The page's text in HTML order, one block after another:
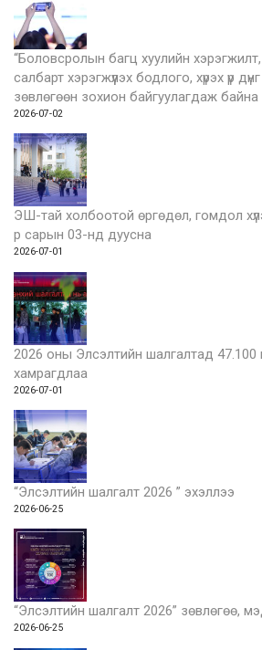
“Боловсролын багц хуулийн
салбарт хэрэгжүүлэх бодлого, хүрэх үр
зөвлөгөөн зохион байгуулагдаж байна
2026-07-02
ЭШ-тай холбоотой өргөдөл, гомдол
р сарын 03-нд дуусна
2026-07-01
2026 оны Элсэлтийн шалгалтад 47.100
хамрагдлаа
2026-07-01
“Элсэлтийн шалгалт 2026 ” эхэллээ
2026-06-25
“Элсэлтийн шалгалт 2026” зөвлөгөө,
2026-06-25